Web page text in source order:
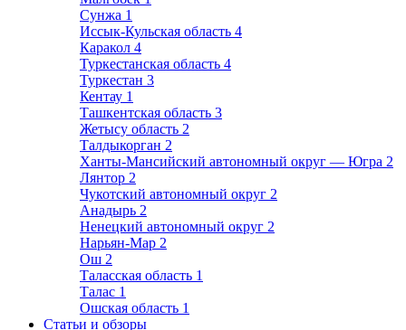
Сунжа 1
Иссык-Кульская область 4
Каракол 4
Туркестанская область 4
Туркестан 3
Кентау 1
Ташкентская область 3
Жетысу область 2
Талдыкорган 2
Ханты-Мансийский автономный округ — Югра 2
Лянтор 2
Чукотский автономный округ 2
Анадырь 2
Ненецкий автономный округ 2
Нарьян-Мар 2
Ош 2
Таласская область 1
Талас 1
Ошская область 1
Статьи и обзоры